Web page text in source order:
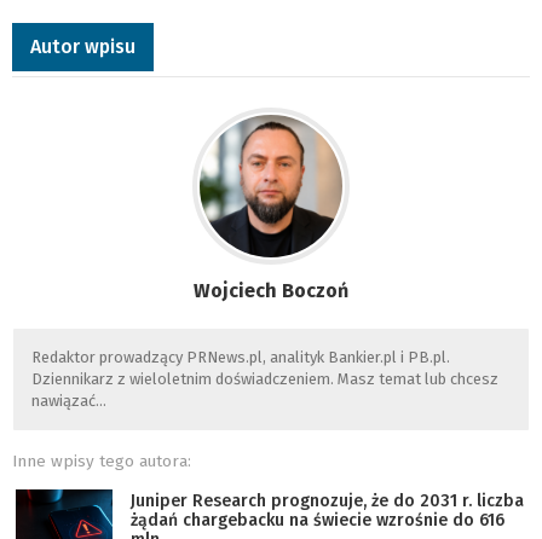
Autor wpisu
Wojciech Boczoń
Redaktor prowadzący PRNews.pl, analityk Bankier.pl i PB.pl.
Dziennikarz z wieloletnim doświadczeniem. Masz temat lub chcesz
nawiązać…
Inne wpisy tego autora:
Juniper Research prognozuje, że do 2031 r. liczba
żądań chargebacku na świecie wzrośnie do 616